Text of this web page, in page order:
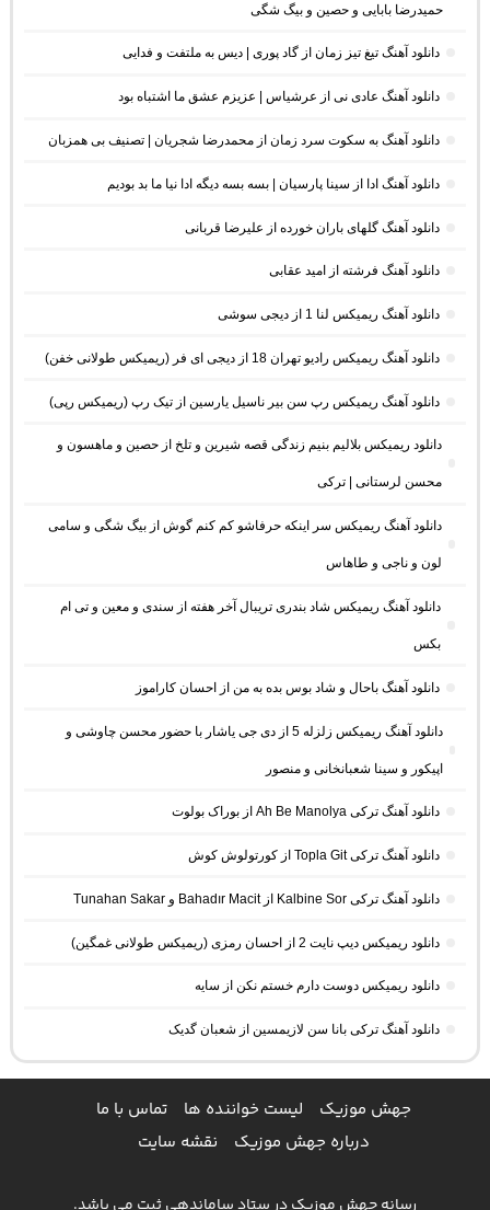
حمیدرضا بابایی و حصین و بیگ شگی
دانلود آهنگ تیغ تیز زمان از گاد پوری | دیس به ملتفت و فدایی
دانلود آهنگ عادی نی از عرشیاس | عزیزم عشق ما اشتباه بود
دانلود آهنگ به سکوت سرد زمان از محمدرضا شجریان | تصنیف بی همزبان
دانلود آهنگ ادا از سینا پارسیان | بسه بسه دیگه ادا نیا ما بد بودیم
دانلود آهنگ گلهای باران خورده از علیرضا قربانی
دانلود آهنگ فرشته از امید عقابی
دانلود آهنگ ریمیکس لنا 1 از دیجی سوشی
دانلود آهنگ ریمیکس رادیو تهران 18 از دیجی ای فر (ریمیکس طولانی خفن)
دانلود آهنگ ریمیکس رپ سن بیر ناسیل یارسین از تیک رپ (ریمیکس رپی)
دانلود ریمیکس بلالیم بنیم زندگی قصه شیرین و تلخ از حصین و ماهسون و
محسن لرستانی | ترکی
دانلود آهنگ ریمیکس سر اینکه حرفاشو کم کنم گوش از بیگ شگی و سامی
لون و ناجی و طاهاس
دانلود آهنگ ریمیکس شاد بندری تریبال آخر هفته از سندی و معین و تی ام
بکس
دانلود آهنگ باحال و شاد بوس بده به من از احسان کاراموز
دانلود آهنگ ریمیکس زلزله 5 از دی جی یاشار با حضور محسن چاوشی و
اپیکور و سینا شعبانخانی و منصور
دانلود آهنگ ترکی Ah Be Manolya از بوراک بولوت
دانلود آهنگ ترکی Topla Git از کورتولوش کوش
دانلود آهنگ ترکی Kalbine Sor از Bahadır Macit و Tunahan Sakar
دانلود ریمیکس دیپ نایت 2 از احسان رمزی (ریمیکس طولانی غمگین)
دانلود ریمیکس دوست دارم خستم نکن از سایه
دانلود آهنگ ترکی بانا سن لازیمسین از شعبان گدیک
جهش موزیک لیست خواننده ها
تماس با ما
درباره جهش موزیک
نقشه سایت